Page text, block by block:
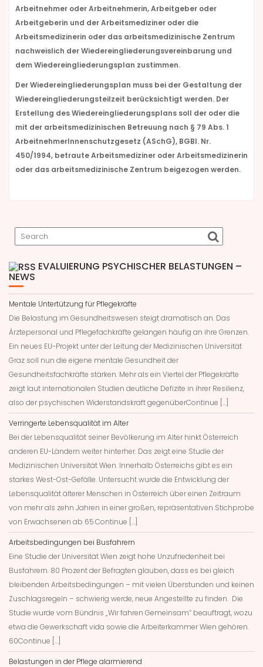
Arbeitnehmer oder Arbeitnehmerin, Arbeitgeber oder
Arbeitgeberin und der Arbeitsmediziner oder die
Arbeitsmedizinerin oder das arbeitsmedizinische Zentrum
nachweislich der Wiedereingliederungsvereinbarung und
dem Wiedereingliederungsplan zustimmen.
Der Wiedereingliederungsplan muss bei der Gestaltung der
Wiedereingliederungsteilzeit berücksichtigt werden. Der
Erstellung des Wiedereingliederungsplans soll der oder die
mit der arbeitsmedizinischen Betreuung nach § 79 Abs. 1
ArbeitnehmerInnenschutzgesetz (ASchG), BGBl. Nr.
450/1994, betraute Arbeitsmediziner oder Arbeitsmedizinerin
oder das arbeitsmedizinische Zentrum beigezogen werden.
EVALUIERUNG PSYCHISCHER BELASTUNGEN –
NEWS
Mentale Untertützung für Pflegekräfte
Die Belastung im Gesundheitswesen steigt dramatisch an. Das
Ärztepersonal und Pflegefachkräfte gelangen häufig an ihre Grenzen.
Ein neues EU-Projekt unter der Leitung der Medizinischen Universität
Graz soll nun die eigene mentale Gesundheit der
Gesundheitsfachkräfte stärken. Mehr als ein Viertel der Pflegekräfte
zeigt laut internationalen Studien deutliche Defizite in ihrer Resilienz,
also der psychischen Widerstandskraft gegenüberContinue […]
Verringerte Lebensqualität im Alter
Bei der Lebensqualität seiner Bevölkerung im Alter hinkt Österreich
anderen EU-Ländern weiter hinterher. Das zeigt eine Studie der
Medizinischen Universität Wien. Innerhalb Österreichs gibt es ein
starkes West-Ost-Gefälle. Untersucht wurde die Entwicklung der
Lebensqualität älterer Menschen in Österreich über einen Zeitraum
von mehr als zehn Jahren in einer großen, repräsentativen Stichprobe
von Erwachsenen ab 65.Continue […]
Arbeitsbedingungen bei Busfahrern
Eine Studie der Universität Wien zeigt hohe Unzufriedenheit bei
Busfahrern. 80 Prozent der Befragten glauben, dass es bei gleich
bleibenden Arbeitsbedingungen – mit vielen Überstunden und keinen
Zuschlagsregeln – schwierig werde, neue Angestellte zu finden. Die
Studie wurde vom Bündnis „Wir fahren Gemeinsam“ beauftragt, wozu
etwa die Gewerkschaft vida sowie die Arbeiterkammer Wien gehören.
60Continue […]
Belastungen in der Pflege alarmierend